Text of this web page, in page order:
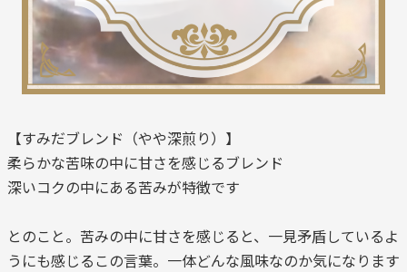
【すみだブレンド（やや深煎り）】
柔らかな苦味の中に甘さを感じるブレンド
深いコクの中にある苦みが特徴です
とのこと。苦みの中に甘さを感じると、一見矛盾しているよ
うにも感じるこの言葉。一体どんな風味なのか気になります